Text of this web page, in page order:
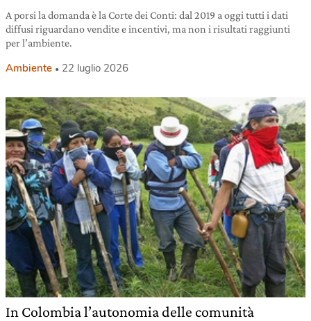
A porsi la domanda è la Corte dei Conti: dal 2019 a oggi tutti i dati
diffusi riguardano vendite e incentivi, ma non i risultati raggiunti
per l’ambiente.
Ambiente 22 luglio 2026
In Colombia l’autonomia delle comunità